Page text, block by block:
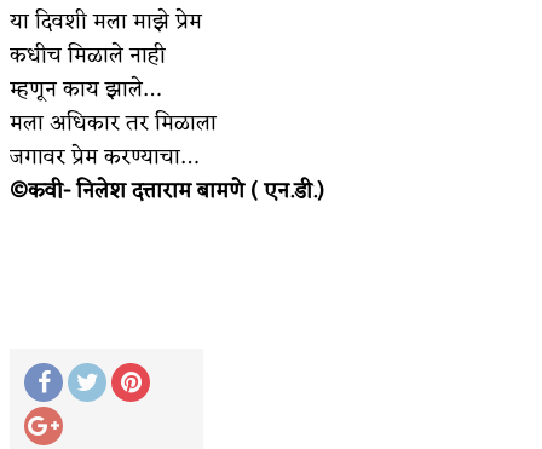
या दिवशी मला माझे प्रेम
कधीच मिळाले नाही
म्हणून काय झाले…
मला अधिकार तर मिळाला
जगावर प्रेम करण्याचा…
©कवी- निलेश दत्ताराम बामणे ( एन.डी.)